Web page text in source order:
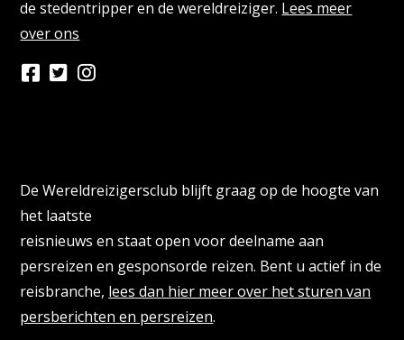
de stedentripper en de wereldreiziger. Lees meer
over ons
De Wereldreizigersclub blijft graag op de hoogte van
het laatste
reisnieuws en staat open voor deelname aan
persreizen en gesponsorde reizen. Bent u actief in de
reisbranche, lees dan hier meer over het sturen van
persberichten en persreizen.